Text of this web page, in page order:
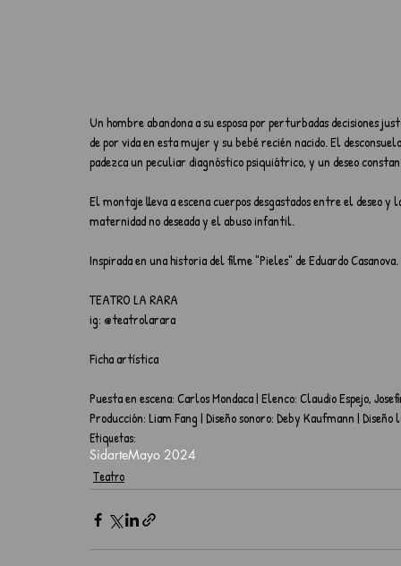
Un hombre abandona a su esposa por perturbadas decisiones
de por vida en esta mujer y su bebé recién nacido. El
padezca un peculiar diagnóstico psiquiátrico, y un deseo
El montaje lleva a escena cuerpos desgastados entre el
maternidad no deseada y el abuso infantil.
Inspirada en una historia del filme "Pieles" de Eduardo Casanova.
TEATRO LA RARA
ig: @teatrolarara
Ficha artística
Puesta en escena: Carlos Mondaca | Elenco: Claudio Espejo,
Producción: Liam Fang | Diseño sonoro: Deby Kaufmann |
Etiquetas:
SidarteMayo 2024
Teatro